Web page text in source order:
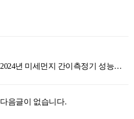
2024년 미세먼지 간이측정기 성능인
다음글이 없습니다.